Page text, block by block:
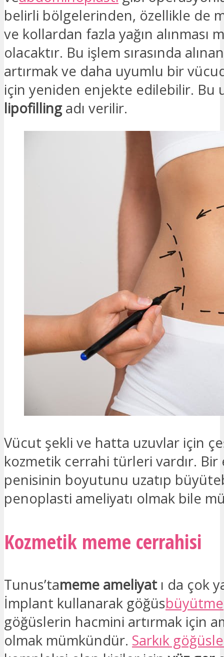
belirli bölgelerinden, özellikle de
ve kollardan fazla yağın alınması
olacaktır. Bu işlem sırasında
artırmak ve daha uyumlu bir
için yeniden enjekte edilebilir. Bu
lipofillingadı verilir.
Vücut şekli ve hatta uzuvlar için
kozmetik cerrahi türleri vardır. Bir
penisinin boyutunu uzatıp
penoplasti ameliyatı olmak bile
Kozmetik meme cerrahisi
Tunus’tameme ameliyatı da çok
İmplant kullanarak göğüsbüyütme
göğüslerin hacmini artırmak için
olmak mümkündür. Sarkık